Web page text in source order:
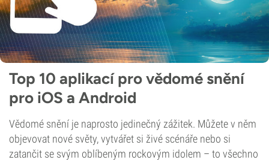
Top 10 aplikací pro vědomé snění
pro iOS a Android
Vědomé snění je naprosto jedinečný zážitek. Můžete v něm
objevovat nové světy, vytvářet si živé scénáře nebo si
zatančit se svým oblíbeným rockovým idolem – to všechno